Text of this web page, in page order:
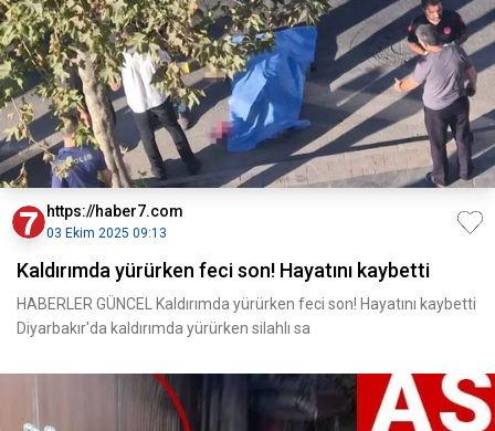
https://haber7.com
03 Ekim 2025 09:13
Kaldırımda yürürken feci son! Hayatını kaybetti
HABERLER GÜNCEL Kaldırımda yürürken feci son! Hayatını kaybetti
Diyarbakır'da kaldırımda yürürken silahlı sa